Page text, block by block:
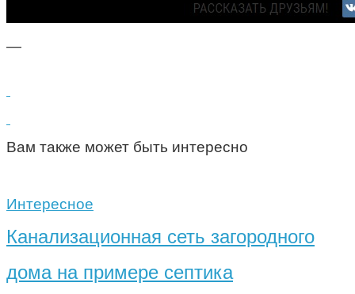
—
Вам также может быть интересно
Интересное
Канализационная сеть загородного
дома на примере септика